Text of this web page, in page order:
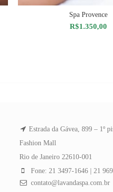
ADICIONAR AO
Spa Provence
R$1.350,00
Estrada da Gávea, 899 – 1º
Fashion Mall
Rio de Janeiro 22610-001
Fone: 21 3497-1646 | 21
contato@lavandaspa.com.br